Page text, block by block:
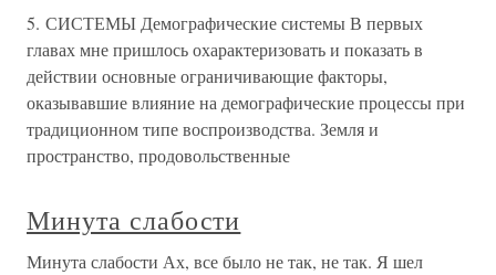
5. СИСТЕМЫ Демографические системы В первых
главах мне пришлось охарактеризовать и показать в
действии основные ограничивающие факторы,
оказывавшие влияние на демографические процессы при
традиционном типе воспроизводства. Земля и
пространство, продовольственные
Минута слабости
Минута слабости Ах, все было не так, не так. Я шел